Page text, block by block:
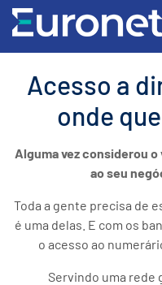
Acesso a
onde
Alguma vez considerou
ao seu
Toda a gente precisa de
é uma delas. E com os
o acesso ao
Servindo uma rede